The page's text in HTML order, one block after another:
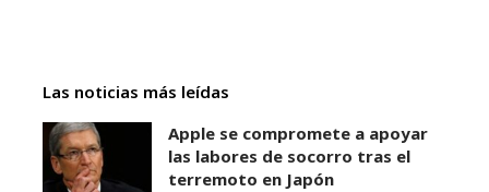
Las noticias más leídas
Apple se compromete a apoyar
las labores de socorro tras el
terremoto en Japón